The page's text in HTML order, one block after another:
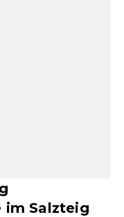
im Salzteig